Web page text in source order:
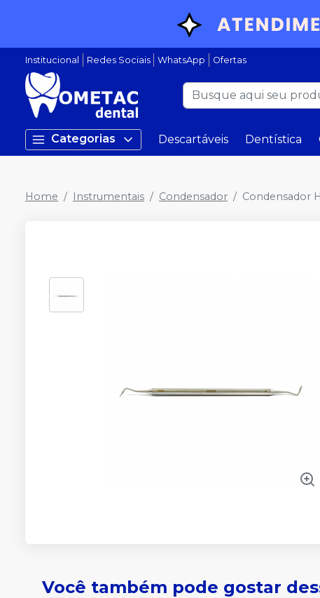
Institucional Redes Sociais WhatsApp Ofertas
Categorias Descartáveis Dentística
Home Instrumentais Condensador Condensador
Você também pode gostar